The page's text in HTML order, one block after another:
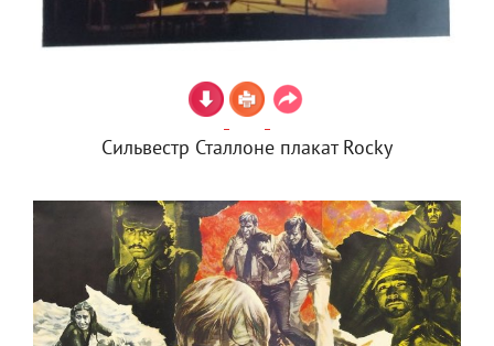
Сильвестр Сталлоне плакат Rocky